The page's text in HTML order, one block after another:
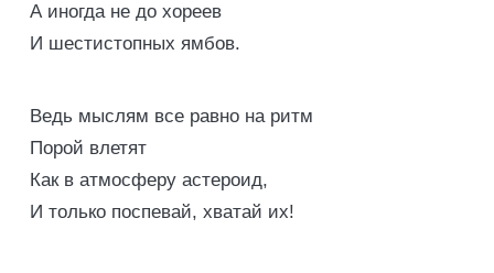
А иногда не до хореев
И шестистопных ямбов.
Ведь мыслям все равно на ритм
Порой влетят
Как в атмосферу астероид,
И только поспевай, хватай их!